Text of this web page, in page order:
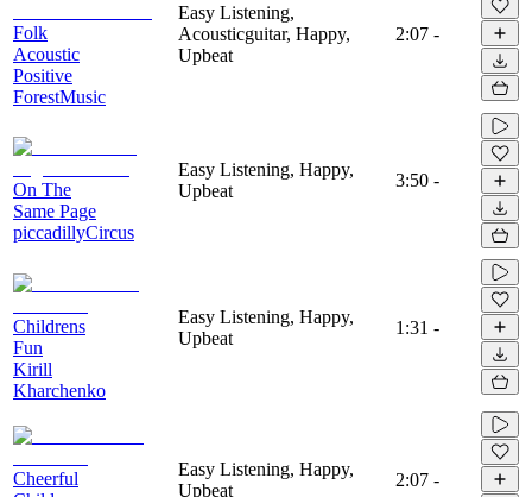
Folk
Acoustic
Positive
ForestMusic
Easy Listening,
Acousticguitar, Happy,
Upbeat
2:07 -
On The
Same Page
piccadillyCircus
Easy Listening, Happy,
Upbeat
3:50 -
Childrens
Fun
Kirill
Kharchenko
Easy Listening, Happy,
Upbeat
1:31 -
Cheerful
Easy Listening, Happy,
Upbeat
2:07 -